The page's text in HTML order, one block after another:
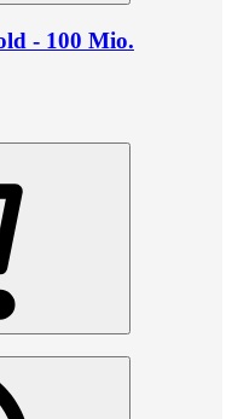
- 100 Mio.